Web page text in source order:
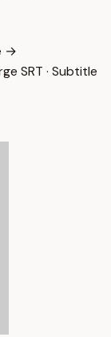
→
SRT · Subtitle